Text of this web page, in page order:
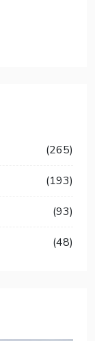
(265)
(193)
(93)
(48)